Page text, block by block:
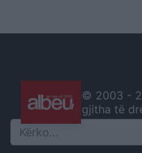
© 2003 -
gjitha të
Search